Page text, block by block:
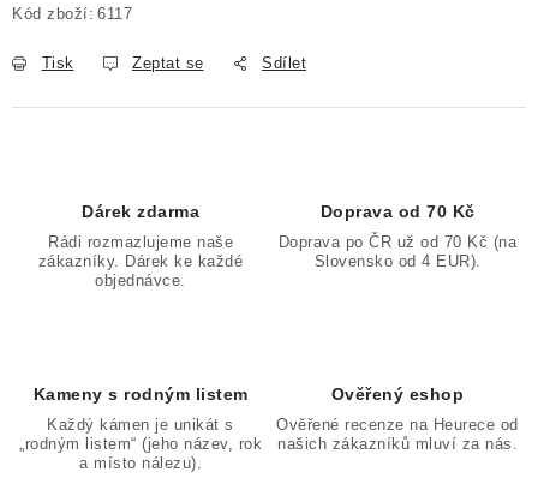
Kód zboží: 6117
Tisk Zeptat se Sdílet
Dárek zdarma
Rádi rozmazlujeme naše
zákazníky. Dárek ke každé
objednávce.
Doprava od 70 Kč
Doprava po ČR už od 70 Kč (na
Slovensko od 4 EUR).
Kameny s rodným listem
Každý kámen je unikát s
„rodným listem“ (jeho název, rok
a místo nálezu).
Ověřený eshop
Ověřené recenze na Heurece od
našich zákazníků mluví za nás.